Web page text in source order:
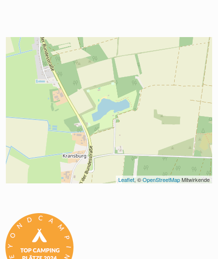
Leaflet, © OpenStreetMap Mitwirkende